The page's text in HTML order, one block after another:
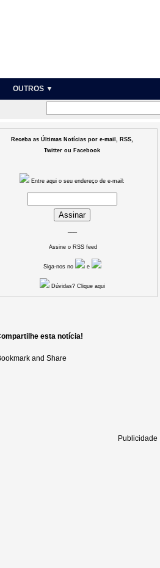
OUTROS ▼
Receba as Últimas Notícias por e-mail, RSS,
Twitter ou Facebook
Entre aqui o seu endereço de e-mail:
Assine o RSS feed
Siga-nos no e
Dúvidas? Clique aqui
esta notícia!
Publicidade